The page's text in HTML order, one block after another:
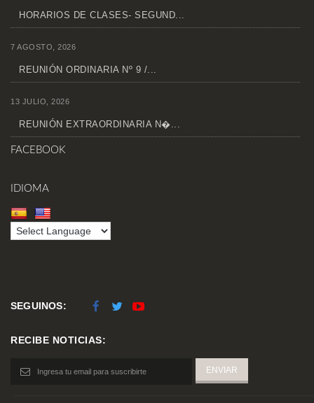
HORARIOS DE CLASES- SEGUND...
7 AGOSTO, 2026
REUNIÓN ORDINARIA Nº 9 /...
13 JULIO, 2026
REUNIÓN EXTRAORDINARIA N�...
FACEBOOK
IDIOMA
SEGUINOS:
RECIBE NOTICIAS: